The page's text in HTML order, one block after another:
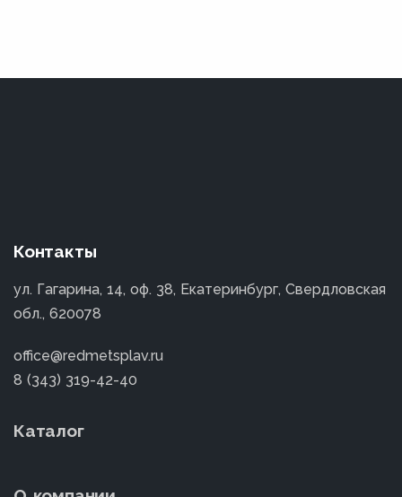
Контакты
ул. Гагарина, 14, оф. 38, Екатеринбург, Свердловская
обл., 620078
office@redmetsplav.ru
8 (343) 319-42-40
Каталог